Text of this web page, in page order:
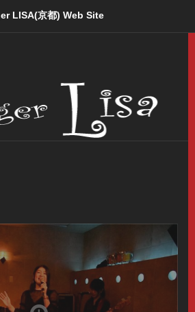
LISA(京都) Web Site